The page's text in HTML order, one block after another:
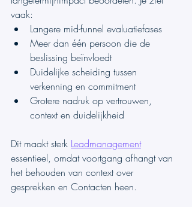
vaak:
Langere mid-funnel evaluatiefases
Meer dan één persoon die de
beslissing beïnvloedt
Duidelijke scheiding tussen
verkenning en commitment
Grotere nadruk op vertrouwen,
context en duidelijkheid
Dit maakt sterk Leadmanagement
essentieel, omdat voortgang afhangt van
het behouden van context over
gesprekken en Contacten heen.